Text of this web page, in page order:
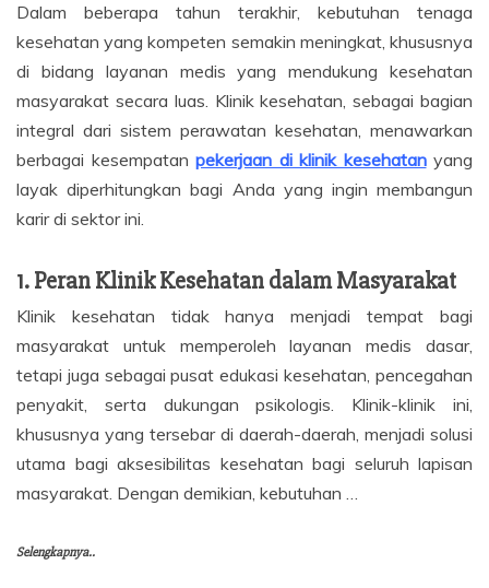
Dalam beberapa tahun terakhir, kebutuhan tenaga
kesehatan yang kompeten semakin meningkat, khususnya
di bidang layanan medis yang mendukung kesehatan
masyarakat secara luas. Klinik kesehatan, sebagai bagian
integral dari sistem perawatan kesehatan, menawarkan
berbagai kesempatan pekerjaan di klinik kesehatanyang
layak diperhitungkan bagi Anda yang ingin membangun
karir di sektor ini.
1. Peran Klinik Kesehatan dalam Masyarakat
Klinik kesehatan tidak hanya menjadi tempat bagi
masyarakat untuk memperoleh layanan medis dasar,
tetapi juga sebagai pusat edukasi kesehatan, pencegahan
penyakit, serta dukungan psikologis. Klinik-klinik ini,
khususnya yang tersebar di daerah-daerah, menjadi solusi
utama bagi aksesibilitas kesehatan bagi seluruh lapisan
masyarakat. Dengan demikian, kebutuhan …
Selengkapnya..